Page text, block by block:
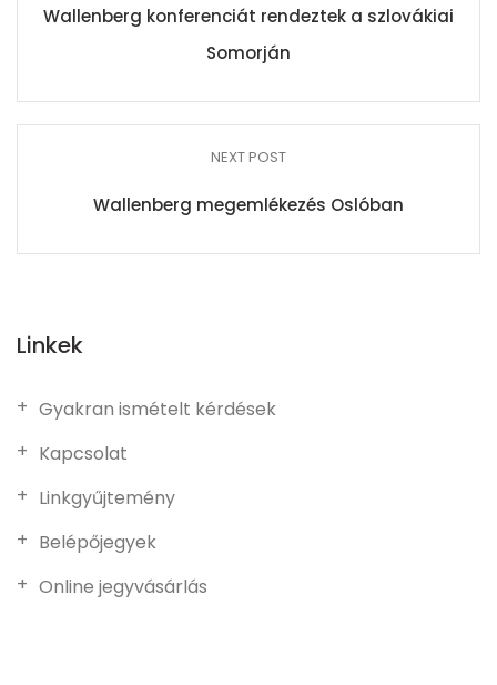
Wallenberg konferenciát rendeztek a szlovákiai
Somorján
NEXT POST
Wallenberg megemlékezés Oslóban
Linkek
Gyakran ismételt kérdések
Kapcsolat
Linkgyűjtemény
Belépőjegyek
Online jegyvásárlás